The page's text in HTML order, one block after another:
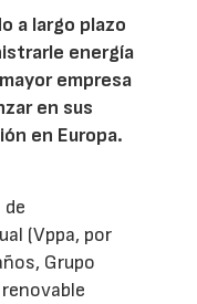
a largo plazo
energía
empresa
en sus
en Europa.
(Vppa, por
Grupo